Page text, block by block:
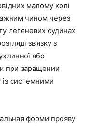
малому колі
чином через
легеневих судинах
зв’язку з
або
при заращении
із системними
форми прояву